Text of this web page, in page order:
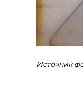
Источник